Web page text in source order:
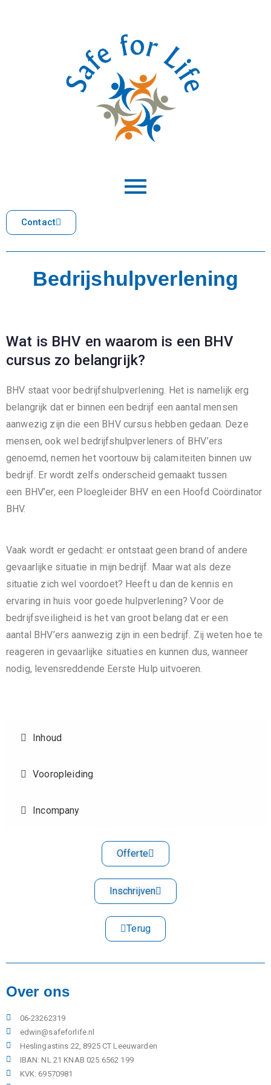
Contact
Bedrijshulpverlening
Wat is BHV en waarom is een BHV
cursus zo belangrijk?
BHV staat voor bedrijfshulpverlening. Het is namelijk erg
belangrijk dat er binnen een bedrijf een aantal mensen
aanwezig zijn die een BHV cursus hebben gedaan. Deze
mensen, ook wel bedrijfshulpverleners of BHV’ers
genoemd, nemen het voortouw bij calamiteiten binnen uw
bedrijf. Er wordt zelfs onderscheid gemaakt tussen
een BHV’er, een Ploegleider BHV en een Hoofd Coördinator
BHV.
Vaak wordt er gedacht: er ontstaat geen brand of andere
gevaarlijke situatie in mijn bedrijf. Maar wat als deze
situatie zich wel voordoet? Heeft u dan de kennis en
ervaring in huis voor goede hulpverlening? Voor de
bedrijfsveiligheid is het van groot belang dat er een
aantal BHV’ers aanwezig zijn in een bedrijf. Zij weten hoe te
reageren in gevaarlijke situaties en kunnen dus, wanneer
nodig, levensreddende Eerste Hulp uitvoeren.
Inhoud
Vooropleiding
Incompany
Offerte
Inschrijven
Terug
Over ons
06-23262319
edwin@safeforlife.nl
Heslingastins 22, 8925 CT Leeuwarden
IBAN: NL 21 KNAB 025 6562 199
KVK: 69570981